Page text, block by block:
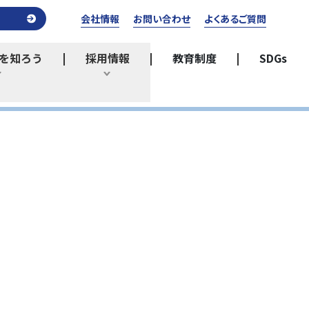
知ろう
ひらく
採用情報
ひらく
教育制度 SDGs
会社情報 お問い合わせ よくあるご質問